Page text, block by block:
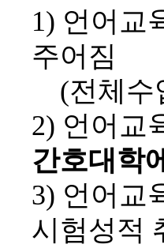
1) 언어교
주어짐
(전체수
2) 언어교
간호대학
3) 언어교
시험성적